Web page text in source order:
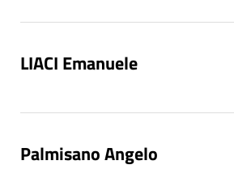
Aggiornamento
33/2013) per il primo
Trimestrale (art. 17, c. 2,
33/2013) per il secondo
LIACI Emanuele
Palmisano Angelo